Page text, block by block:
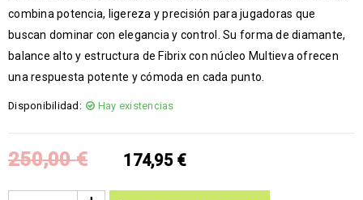
combina potencia, ligereza y precisión para jugadoras que
buscan dominar con elegancia y control. Su forma de diamante,
balance alto y estructura de Fibrix con núcleo Multieva ofrecen
una respuesta potente y cómoda en cada punto.
Disponibilidad: Hay existencias
250,00€ 174,95 €